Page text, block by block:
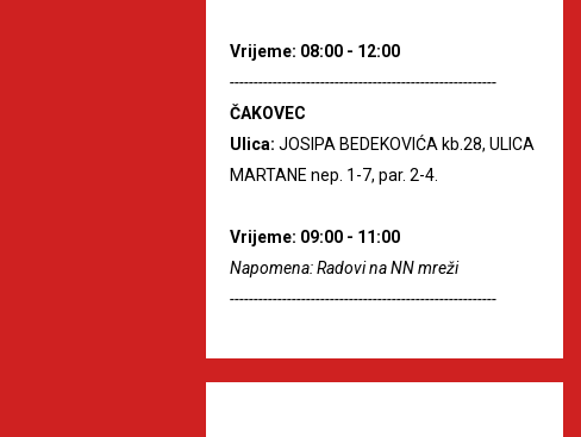
Vrijeme: 08:00 - 12:00
--------------------------------------------------------
ČAKOVEC
Ulica: JOSIPA BEDEKOVIĆA kb.28, ULICA
MARTANE nep. 1-7, par. 2-4.
Vrijeme: 09:00 - 11:00
Napomena: Radovi na NN mreži
--------------------------------------------------------